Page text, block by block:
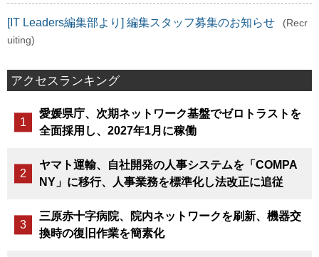
[IT Leaders編集部より] 編集スタッフ募集のお知らせ
(Recr
uiting)
アクセスランキング
愛媛県庁、次期ネットワーク基盤でゼロトラストを
全面採用し、2027年1月に稼働
ヤマト運輸、自社開発の人事システムを「COMPA
NY」に移行、人事業務を標準化し法改正に追従
三原赤十字病院、院内ネットワークを刷新、機器交
換時の復旧作業を簡素化